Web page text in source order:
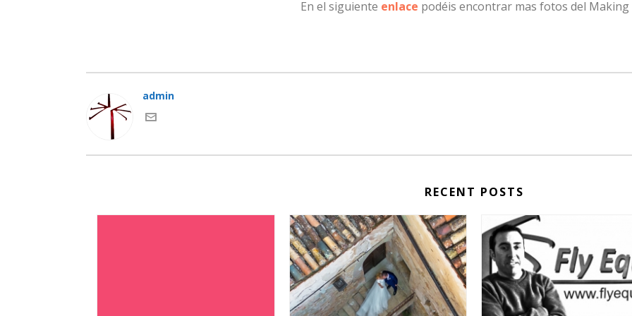
En el siguiente enlace podéis encontrar mas fotos del Making
admin
RECENT POSTS